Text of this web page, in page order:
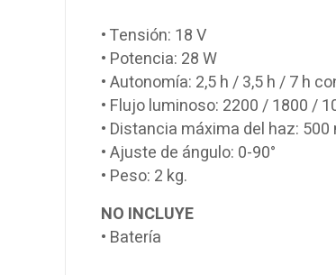
• Tensión: 18 V
• Potencia: 28 W
• Autonomía: 2,5 h / 3,5 h / 7 h
• Flujo luminoso: 2200 / 1800 /
• Distancia máxima del haz: 500
• Ajuste de ángulo: 0-90°
• Peso: 2 kg.
NO INCLUYE
• Batería